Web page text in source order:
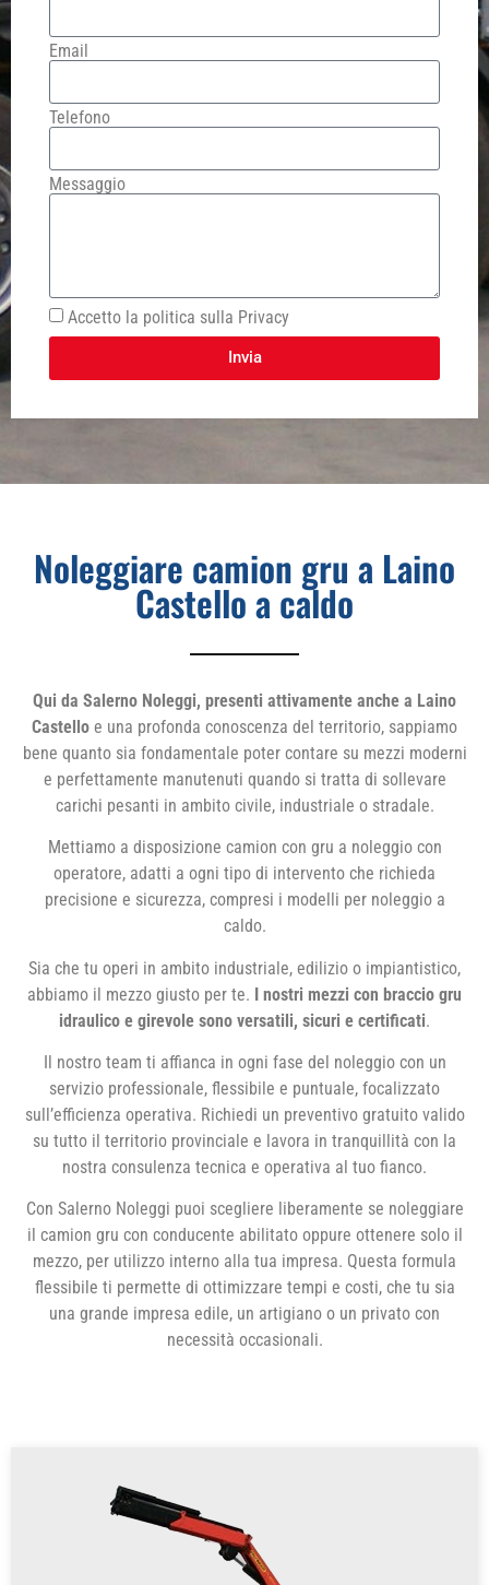
Email
Telefono
Messaggio
Accetto la politica sulla Privacy
Invia
Noleggiare camion gru a Laino
Castello a caldo
Qui da Salerno Noleggi, presenti attivamente anche a Laino
Castello e una profonda conoscenza del territorio, sappiamo
bene quanto sia fondamentale poter contare su mezzi moderni
e perfettamente manutenuti quando si tratta di sollevare
carichi pesanti in ambito civile, industriale o stradale.
Mettiamo a disposizione camion con gru a noleggio con
operatore, adatti a ogni tipo di intervento che richieda
precisione e sicurezza, compresi i modelli per noleggio a
caldo.
Sia che tu operi in ambito industriale, edilizio o impiantistico,
abbiamo il mezzo giusto per te. I nostri mezzi con braccio gru
idraulico e girevole sono versatili, sicuri e certificati.
Il nostro team ti affianca in ogni fase del noleggio con un
servizio professionale, flessibile e puntuale, focalizzato
sull’efficienza operativa. Richiedi un preventivo gratuito valido
su tutto il territorio provinciale e lavora in tranquillità con la
nostra consulenza tecnica e operativa al tuo fianco.
Con Salerno Noleggi puoi scegliere liberamente se noleggiare
il camion gru con conducente abilitato oppure ottenere solo il
mezzo, per utilizzo interno alla tua impresa. Questa formula
flessibile ti permette di ottimizzare tempi e costi, che tu sia
una grande impresa edile, un artigiano o un privato con
necessità occasionali.